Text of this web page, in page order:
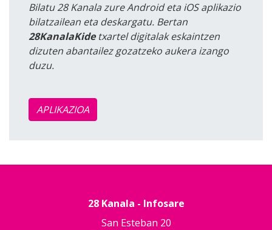
Bilatu 28 Kanala zure Android eta iOS aplikazio
bilatzailean eta deskargatu. Bertan
28KanalaKidetxartel digitalak eskaintzen
dizuten abantailez gozatzeko aukera izango
duzu.
APLIKAZIOA
28 Kanala - Infosare
San Esteban 20